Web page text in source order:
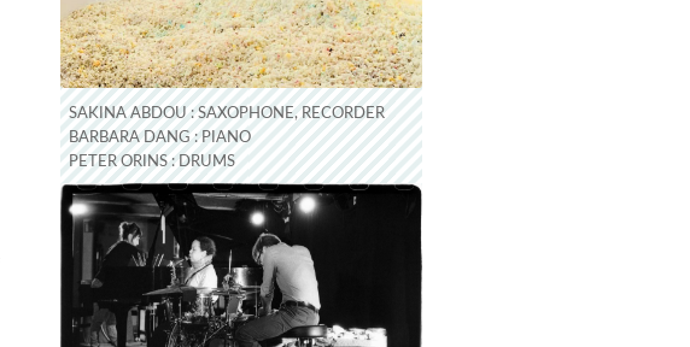
SAKINA ABDOU : SAXOPHONE, RECORDER
BARBARA DANG : PIANO
PETER ORINS : DRUMS